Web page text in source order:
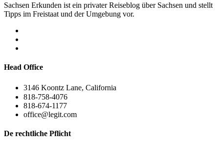
Sachsen Erkunden ist ein privater Reiseblog über Sachsen und stellt
Tipps im Freistaat und der Umgebung vor.
Head Office
3146 Koontz Lane, California
818-758-4076
818-674-1177
office@legit.com
De rechtliche Pflicht